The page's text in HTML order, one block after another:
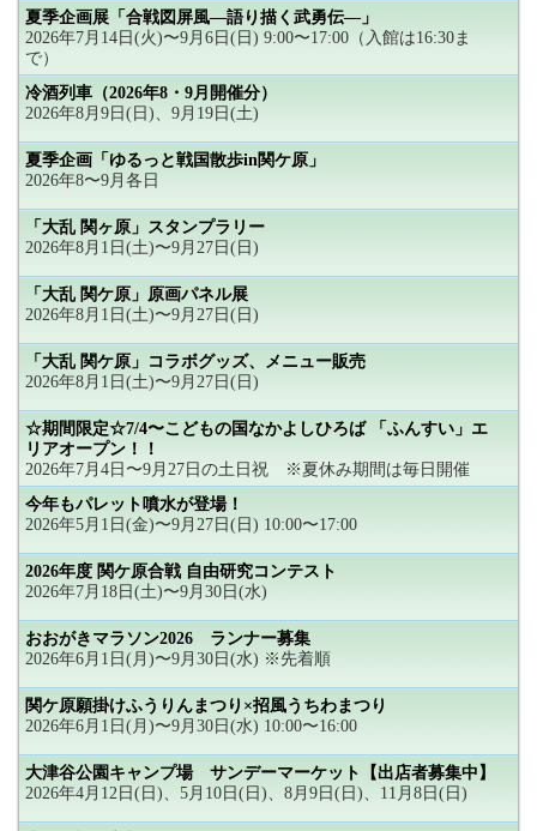
夏季企画展「合戦図屏風―語り描く武勇伝―」
2026年7月14日(火)〜9月6日(日) 9:00〜17:00（入館は16:30ま
で）
冷酒列車（2026年8・9月開催分）
2026年8月9日(日)、9月19日(土)
夏季企画「ゆるっと戦国散歩in関ケ原」
2026年8〜9月各日
「大乱 関ヶ原」スタンプラリー
2026年8月1日(土)〜9月27日(日)
「大乱 関ケ原」原画パネル展
2026年8月1日(土)〜9月27日(日)
「大乱 関ケ原」コラボグッズ、メニュー販売
2026年8月1日(土)〜9月27日(日)
☆期間限定☆7/4〜こどもの国なかよしひろば 「ふんすい」エ
リアオープン！！
2026年7月4日〜9月27日の土日祝 ※夏休み期間は毎日開催
今年もパレット噴水が登場！
2026年5月1日(金)〜9月27日(日) 10:00〜17:00
2026年度 関ケ原合戦 自由研究コンテスト
2026年7月18日(土)〜9月30日(水)
おおがきマラソン2026 ランナー募集
2026年6月1日(月)〜9月30日(水) ※先着順
関ケ原願掛けふうりんまつり×招風うちわまつり
2026年6月1日(月)〜9月30日(水) 10:00〜16:00
大津谷公園キャンプ場 サンデーマーケット【出店者募集中】
2026年4月12日(日)、5月10日(日)、8月9日(日)、11月8日(日)